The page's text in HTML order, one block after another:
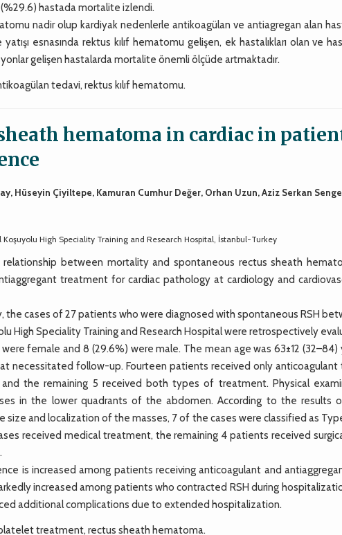
hastada mortalite izlendi.
nadir olup kardiyak nedenlerle antikoagülan ve antiagregan alan
esnasında rektus kılıf hematomu gelişen, ek hastalıkları olan ve
gelişen hastalarda mortalite önemli ölçüde artmaktadır.
tedavi, rektus kılıf hematomu.
hematoma in cardiac in
Hüseyin Çiyiltepe, Kamuran Cumhur Değer, Orhan Uzun, Aziz Serkan
High Speciality Training and Research Hospital, İstanbul-Turkey
relationship between mortality and spontaneous rectus sheath
treatment for cardiac pathology at cardiology and
the cases of 27 patients who were diagnosed with spontaneous RSH
High Speciality Training and Research Hospital were retrospectively
female and 8 (29.6%) were male. The mean age was 63±12 (32–84)
necessitated follow-up. Fourteen patients received only anticoagulant
the remaining 5 received both types of treatment. Physical
in the lower quadrants of the abdomen. According to the results
size and localization of the masses, 7 of the cases were classified as
received medical treatment, the remaining 4 patients received
is increased among patients receiving anticoagulant and
increased among patients who contracted RSH during
additional complications due to extended hospitalization.
treatment, rectus sheath hematoma.